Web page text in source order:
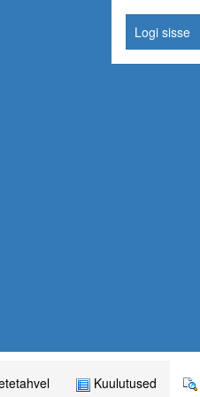
Logi sisse
Kuulutused